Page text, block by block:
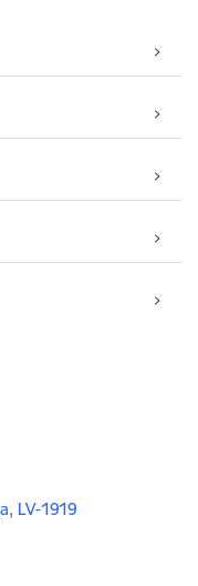
LV-1919